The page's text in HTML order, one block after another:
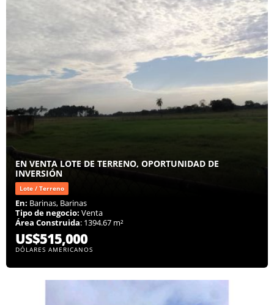
EN VENTA LOTE DE TERRENO, OPORTUNIDAD DE
INVERSIÓN
Lote / Terreno
En: Barinas, Barinas
Tipo de negocio: Venta
Área Construida: 1394.67 m²
US$515,000
DÓLARES AMERICANOS